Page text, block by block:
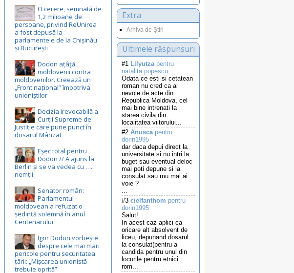
Extra
Arhiva de Știri
Ultimele răspunsuri
#1 Lilyutzapentru
natalita.popescu
Odata ce esti si cetatean
roman nu cred ca ai
nevoie de acte din
Republica Moldova, cel
mai bine intrenati la
starea civila din
localitatea viitorului...
#2 Anuscapentru
dorin1995
dar daca depui direct la
universitate si nu intri la
buget sau eventual deloc
mai poti depune si la
consulat sau mu mai ai
voie ?
...
#3 cielfanthom pentru
dorin1995
Salut!
In acest caz aplici ca
oricare alt absolvent de
liceu, depunand dosarul
la consulat(pentru a
candida pentru unul din
locurile pentru etnici
rom...
O cerere, semnată de
1,2 milioane de
persoane, privind ReUnirea
a fost depusă la
parlamentele de la Chișinău
și București
Dodon ațâță
moldovenii contra
moldovenilor. Creează un
„Front național” împotriva
unioniștilor
Decizia irevocabilă a
Curții Supreme de
Justiție care pune punct în
dosarul Mânzat
Eșec total pentru
Dodon // A ajuns la
Berlin și se va vedea cu ….
nemții
Senator român:
Parlamentul
moldovean a refuzat o
ședință solemnă în anul
Centenarului
Igor Dodon vorbește
despre cele mai mari
pericole pentru securitatea
țării: „Mișcarea unionistă
trebuie oprită”